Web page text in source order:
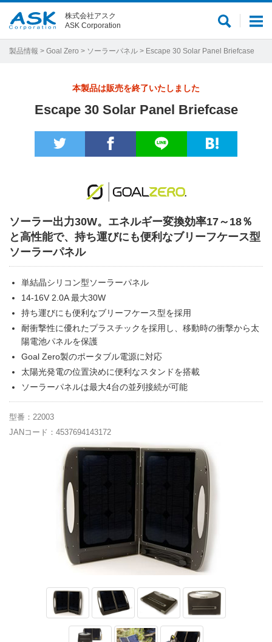
メ
ュ
サ
ト
株式会社アスク
ASK Corporation
製品情報 > Goal Zero > ソーラーパネル > Escape 30 Solar Panel Briefcase
本製品は販売を終了いたしました
Escape 30 Solar Panel Briefcase
ソーラー出力30W。エネルギー変換効率17～18％
と高性能で、持ち運びにも便利なブリーフケース型
ソーラーパネル
単結晶シリコン型ソーラーパネル
14-16V 2.0A 最大30W
持ち運びにも便利なブリーフケース型を採用
耐衝撃性に優れたプラスチックを採用し、移動時の衝撃から太
陽電池パネルを保護
Goal Zero製のポータブル電源に対応
太陽光発電の位置決めに便利なスタンドを搭載
ソーラーパネルは最大4台の並列接続が可能
型番：22003
JANコード：4537694143172